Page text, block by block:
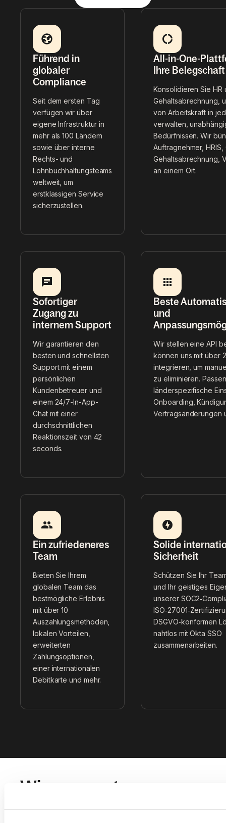
Führend in
globaler
Compliance
Seit dem ersten Tag
verfügen wir über
eigene Infrastruktur in
mehr als 100 Ländern
sowie über interne
Rechts- und
Lohnbuchhaltungsteams
weltweit, um
erstklassigen Service
sicherzustellen.
All-in-One-
Ihre Belegschaft
Konsolidieren Sie HR
Gehaltsabrechnung,
von Arbeitskraft in
verwalten,
Bedürfnissen. Wir
Auftragnehmer, HRIS,
Gehaltsabrechnung,
an einem Ort.
Sofortiger
Zugang zu
internem Support
Wir garantieren den
besten und schnellsten
Support mit einem
persönlichen
Kundenbetreuer und
einem 24/7-In-App-
Chat mit einer
durchschnittlichen
Reaktionszeit von 42
seconds.
Beste
und
Wir stellen eine API
können uns mit über
integrieren, um
zu eliminieren.
länderspezifische
Onboarding,
Vertragsänderungen
Ein zufriedeneres
Team
Bieten Sie Ihrem
globalen Team das
bestmögliche Erlebnis
mit über 10
Auszahlungsmethoden,
lokalen Vorteilen,
erweiterten
Zahlungsoptionen,
einer internationalen
Debitkarte und mehr.
Solide
Sicherheit
Schützen Sie Ihr
und Ihr geistiges
unserer
DSGVO‑konformen
nahtlos mit Okta SSO
zusammenarbeiten.
Wissenszentrum